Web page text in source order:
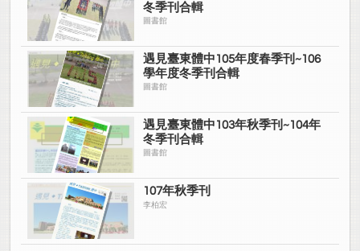
冬季刊合輯
圖書館
遇見臺東體中105年度春季刊~106
學年度冬季刊合輯
圖書館
遇見臺東體中103年秋季刊~104年
冬季刊合輯
圖書館
107年秋季刊
李柏宏